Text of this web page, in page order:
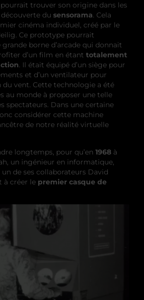
trouver son origine dans les
découverte du sensorama. Cela
cinéma individuel, créé par le
Ce prototype pourrait
grande borne d’arcade qui donnait
d’un film en étant totalement
. Il était équipé d’un siège pour
et d’un ventilateur pour
vent. Cette technologie a été
au monde à proposer une telle
spectateurs. Dans une certaine
considérer cette machine
de notre réalité virtuelle
longtemps, pour qu’en 1968 à
un ingénieur en informatique,
de ses collaborateurs David
à créer le premier casque de